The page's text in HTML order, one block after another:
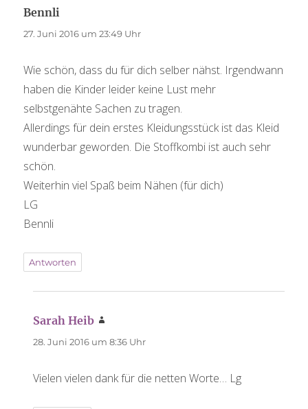
Bennli
27. Juni 2016 um 23:49 Uhr
Wie schön, dass du für dich selber nähst. Irgendwann
haben die Kinder leider keine Lust mehr
selbstgenähte Sachen zu tragen.
Allerdings für dein erstes Kleidungsstück ist das Kleid
wunderbar geworden. Die Stoffkombi ist auch sehr
schön.
Weiterhin viel Spaß beim Nähen (für dich)
LG
Bennli
Antworten
Sarah Heib
28. Juni 2016 um 8:36 Uhr
Vielen vielen dank für die netten Worte… Lg